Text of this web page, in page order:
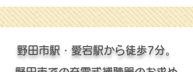
野田市駅・愛宕駅から徒歩7分。